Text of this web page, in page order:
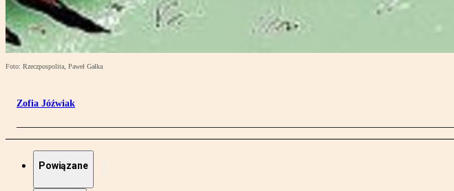
Foto: Rzeczpospolita, Paweł Gałka
Zofia Jóźwiak
Powiązane